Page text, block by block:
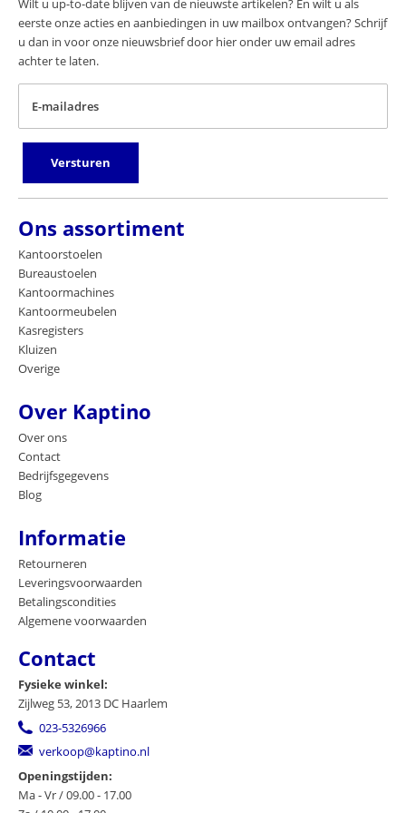
Wilt u up-to-date blijven van de nieuwste artikelen? En wilt u als
eerste onze acties en aanbiedingen in uw mailbox ontvangen? Schrijf
u dan in voor onze nieuwsbrief door hier onder uw email adres
achter te laten.
E-mailadres
Versturen
Ons assortiment
Kantoorstoelen
Bureaustoelen
Kantoormachines
Kantoormeubelen
Kasregisters
Kluizen
Overige
Over Kaptino
Over ons
Contact
Bedrijfsgegevens
Blog
Informatie
Retourneren
Leveringsvoorwaarden
Betalingscondities
Algemene voorwaarden
Contact
Fysieke winkel:
Zijlweg 53, 2013 DC Haarlem
023-5326966
verkoop@kaptino.nl
Openingstijden:
Ma - Vr / 09.00 - 17.00